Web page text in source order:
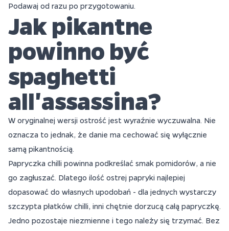
Podawaj od razu po przygotowaniu.
Jak pikantne
powinno być
spaghetti
all'assassina?
W oryginalnej wersji ostrość jest wyraźnie wyczuwalna. Nie
oznacza to jednak, że danie ma cechować się wyłącznie
samą pikantnością.
Papryczka chilli powinna podkreślać smak pomidorów, a nie
go zagłuszać. Dlatego ilość ostrej papryki najlepiej
dopasować do własnych upodobań - dla jednych wystarczy
szczypta płatków chilli, inni chętnie dorzucą całą papryczkę.
Jedno pozostaje niezmienne i tego należy się trzymać. Bez